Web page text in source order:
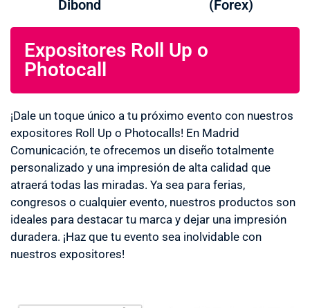
Dibond (Forex)
Expositores Roll Up o
Photocall
¡Dale un toque único a tu próximo evento con nuestros
expositores Roll Up o Photocalls! En Madrid
Comunicación, te ofrecemos un diseño totalmente
personalizado y una impresión de alta calidad que
atraerá todas las miradas. Ya sea para ferias,
congresos o cualquier evento, nuestros productos son
ideales para destacar tu marca y dejar una impresión
duradera. ¡Haz que tu evento sea inolvidable con
nuestros expositores!